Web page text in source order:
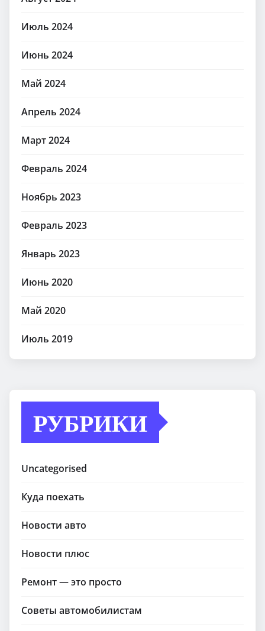
Июль 2024
Июнь 2024
Май 2024
Апрель 2024
Март 2024
Февраль 2024
Ноябрь 2023
Февраль 2023
Январь 2023
Июнь 2020
Май 2020
Июль 2019
РУБРИКИ
Uncategorised
Куда поехать
Новости авто
Новости плюс
Ремонт — это просто
Советы автомобилистам